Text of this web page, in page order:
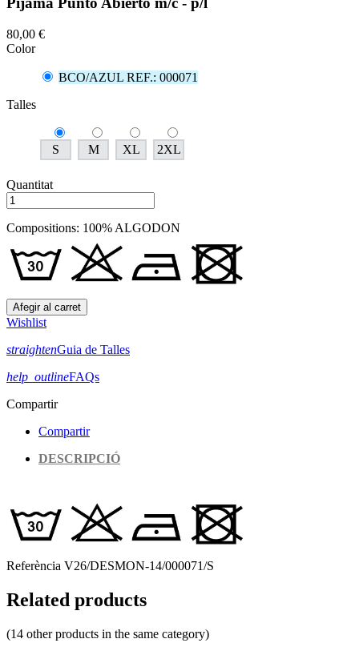
80,00 €
Color
BCO/AZUL REF.: 000071
Talles
S M XL 2XL
Quantitat
Compositions: 100% ALGODON
Afegir al carret
Wishlist
straightenGuia de Talles
help_outlineFAQs
Compartir
Compartir
DESCRIPCIÓ
Referència V26/DESMON-14/000071/S
Related products
(14 other products in the same category)